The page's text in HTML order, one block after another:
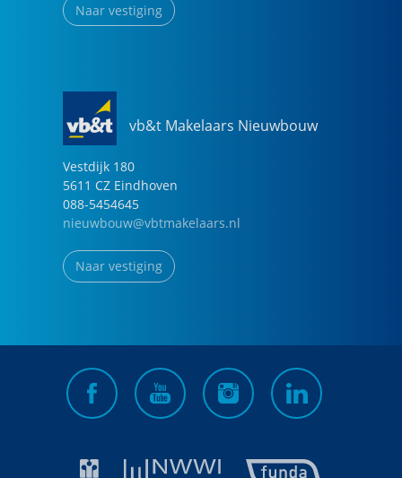
Naar vestiging
vb&t Makelaars Nieuwbouw
Vestdijk 180
5611 CZ Eindhoven
088-5454645
nieuwbouw@vbtmakelaars.nl
Naar vestiging